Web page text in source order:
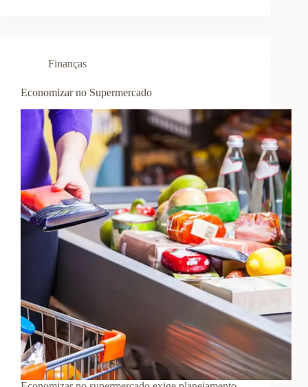
Finanças
Economizar no Supermercado